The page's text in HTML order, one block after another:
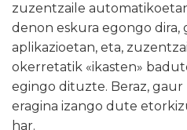
zuzentzaile
denon eskura egongo
aplikazioetan, eta,
okerretatik «ikasten»
egingo dituzte. Beraz,
eragina izango dute
har.